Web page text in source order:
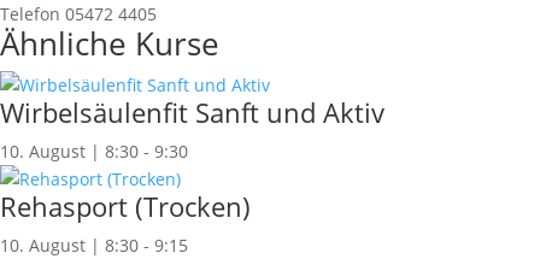
Telefon 05472 4405
Ähnliche Kurse
Wirbelsäulenfit Sanft und Aktiv
10. August | 8:30 - 9:30
Rehasport (Trocken)
10. August | 8:30 - 9:15